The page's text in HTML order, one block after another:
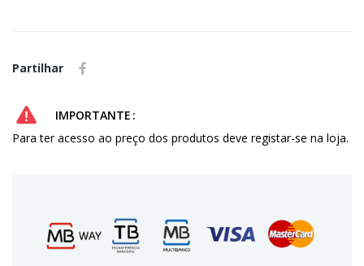
Partilhar
IMPORTANTE
Para ter acesso ao preço dos produtos deve registar-se na loja.